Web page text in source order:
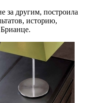
за другим, построила
историю,